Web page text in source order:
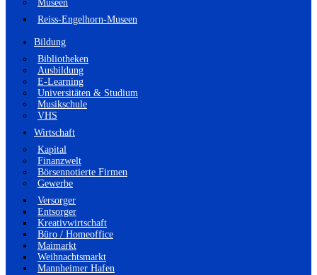
Museen
Reiss-Engelhorn-Museen
Bildung
Bibliotheken
Ausbildung
E-Learning
Universitäten & Studium
Musikschule
VHS
Wirtschaft
Kapital
Finanzwelt
Börsennotierte Firmen
Gewerbe
Versorger
Entsorger
Kreativwirtschaft
Büro / Homeoffice
Maimarkt
Weihnachtsmarkt
Mannheimer Hafen